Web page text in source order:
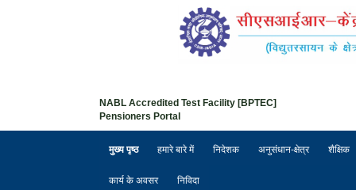
NABL Accredited Test Facility [BPTEC]
Pensioners Portal
मुख्य पृष्ठ हमारे बारे में निदेशक अनुसंधान-क्षेत्र शैक्षिक
कार्य के अवसर निविदा